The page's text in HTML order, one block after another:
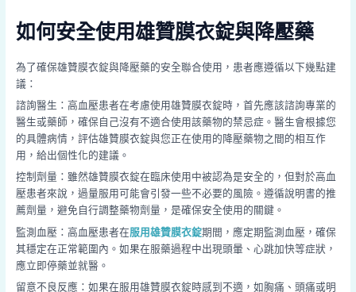
如何安全使用雄贊膜衣錠與降壓藥
為了確保雄贊膜衣錠與降壓藥的安全聯合使用，患者應遵循以下幾點建
議：
諮詢醫生：高血壓患者在考慮使用雄贊膜衣錠時，首先應該諮詢專業的
醫生或藥師，確保自己沒有不適合使用該藥物的禁忌症。醫生會根據您
的具體病情，評估雄贊膜衣錠與您正在使用的降壓藥物之間的相互作
用，給出個性化的建議。
控制劑量：雖然雄贊膜衣錠在臨床使用中被認為是安全的，但對於高血
壓患者來說，過量服用可能會引發一些不必要的風險。遵循說明書的推
薦劑量，避免自行調整藥物劑量，是確保安全使用的關鍵。
監測血壓：高血壓患者在服用雄贊膜衣錠期間，應定期監測血壓，確保
其穩定在正常範圍內。如果在服藥過程中出現頭暈、心跳加快等症狀，
應立即停藥並就醫。
留意不良反應：如果在服用雄贊膜衣錠時感到不適，如胸痛、頭痛或明